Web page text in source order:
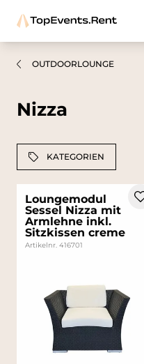
OUTDOORLOUNGE
Nizza
KATEGORIEN
Loungemodul
Sessel Nizza mit
Armlehne inkl.
Sitzkissen creme
Artikelnr. 416701